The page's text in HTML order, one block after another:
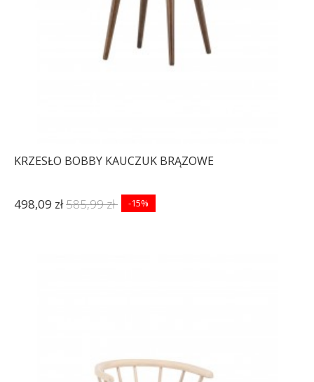
KRZESŁO BOBBY KAUCZUK BRĄZOWE
498,09 zł585,99 zł -15%